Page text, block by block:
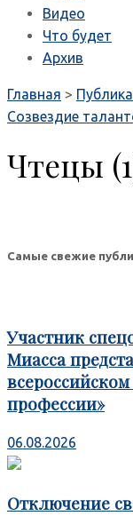
Видео
Что будет
Архив
Главная >
Созвездие
Чтецы
Самые свежие
Участник
Миасса
профессии»
06.08.2026
Отключение